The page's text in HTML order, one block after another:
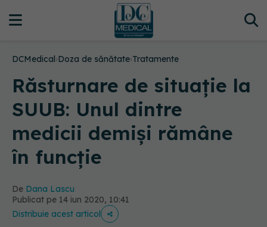
DCMedical›Doza de sănătate›Tratamente
Răsturnare de situație la
SUUB: Unul dintre
medicii demiși rămâne
în funcție
De Dana Lascu
Publicat pe 14 iun 2020, 10:41
Distribuie acest articol